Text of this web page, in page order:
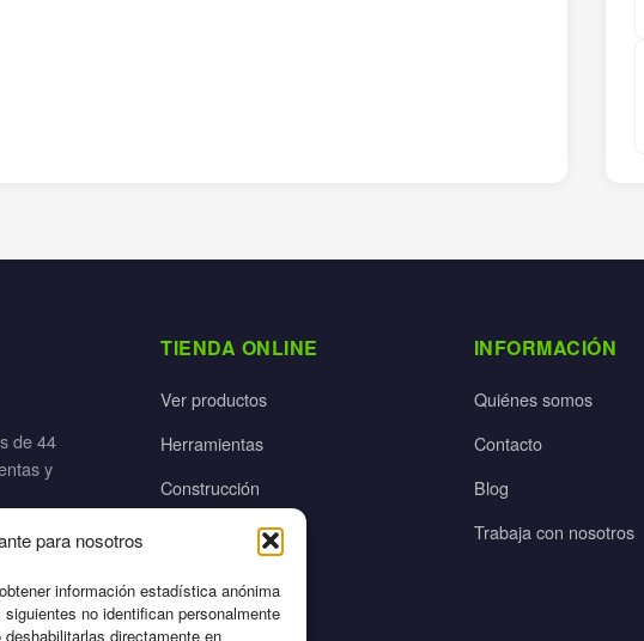
para nosotros
información estadística anónima
no identifican personalmente
directamente en
de 44
y
TIENDA ONLINE
Ver productos
Herramientas
Construcción
INFORMACIÓN
Quiénes somos
Contacto
Blog
Trabaja con nosotros